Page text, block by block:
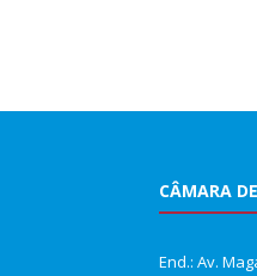
CÂMARA
End.: Av.